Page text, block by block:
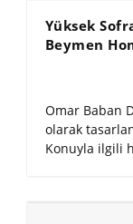
Yüksek
Beymen
Omar Baban
olarak
Konuyla ilgili